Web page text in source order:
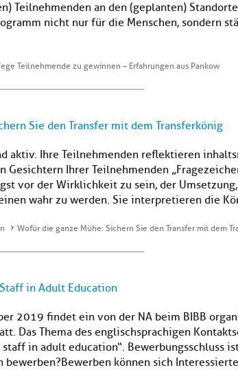
Teilnehmenden an den (geplanten)
nicht nur für die Menschen, sondern
Teilnehmende zu gewinnen – Erfahrungen aus Pankow
Sie den Transfer mit dem Transferkönig
aktiv. Ihre Teilnehmenden reflektieren
Gesichtern Ihrer Teilnehmenden
vor der Wirklichkeit zu sein, der
wahr zu werden. Sie interpretieren die
Wofür die ganze Mühe: Sichern Sie den Transfer mit dem
in Adult Education
2019 findet ein von der NA beim BIBB
Das Thema des englischsprachigen
in adult education“. Bewerbungsschluss
bewerben?Bewerben können sich